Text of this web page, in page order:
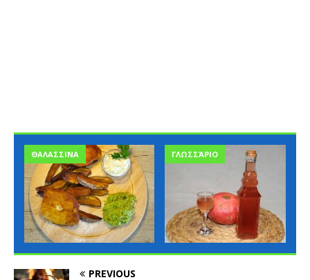
ΘΑΛΑΣΣΙΝΑ ΓΛΩΣΣΆΡΙΟ
PREVIOUS